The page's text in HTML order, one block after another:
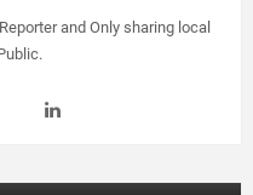
and Only sharing local